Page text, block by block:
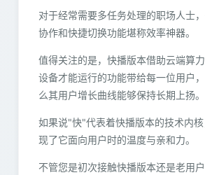
对于经常需要多任务处理的职场人士
协作和快捷切换功能堪称效率神器。
值得关注的是，快播版本借助云端算
设备才能运行的功能带给每一位用户
么其用户增长曲线能够保持长期上扬。
如果说"快"代表着快播版本的技术内
现了它面向用户时的温度与亲和力。
不管您是初次接触快播版本还是老用